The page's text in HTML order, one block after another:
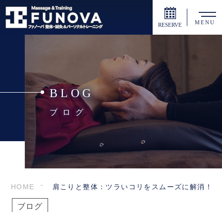
RESERVE MENU
BLOG
ブログ
HOME 肩こりと整体：ツラいコリをスムーズに解消！
ブログ